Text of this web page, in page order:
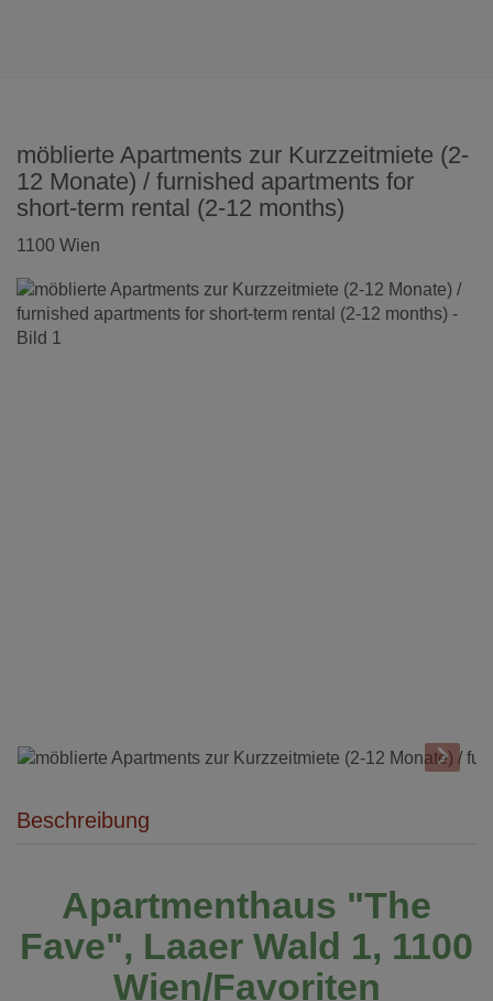
möblierte Apartments zur Kurzzeitmiete (2-
12 Monate) / furnished apartments for
short-term rental (2-12 months)
1100 Wien
Beschreibung
Apartmenthaus "The
Fave", Laaer Wald 1, 1100
Wien/Favoriten